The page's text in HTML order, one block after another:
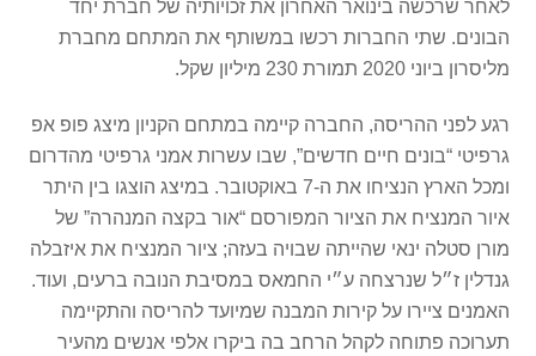
לאחר שרכשה בינואר האחרון את זכויותיה של חברת יחד
הבונים. שתי החברות רכשו במשותף את המתחם מחברת
מליסרון ביוני 2020 תמורת 230 מיליון שקל.
רגע לפני ההריסה, החברה קיימה במתחם הקניון מיצג פופ אפ
גרפיטי “בונים חיים חדשים”, שבו עשרות אמני גרפיטי מהדרום
ומכל הארץ הנציחו את ה-7 באוקטובר. במיצג הוצגו בין היתר
איור המנציח את הציור המפורסם “אור בקצה המנהרה” של
מורן סטלה ינאי שהייתה שבויה בעזה; ציור המנציח את איזבלה
גנדלין ז״ל שנרצחה ע״י החמאס במסיבת הנובה ברעים, ועוד.
האמנים ציירו על קירות המבנה שמיועד להריסה והתקיימה
תערוכה פתוחה לקהל הרחב בה ביקרו אלפי אנשים מהעיר